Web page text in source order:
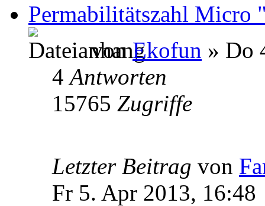
Permabilitätszahl Micro
vonEkofun » Do
4Antworten
15765 Zugriffe
Letzter Beitrag von
Fr 5. Apr 2013, 16:48